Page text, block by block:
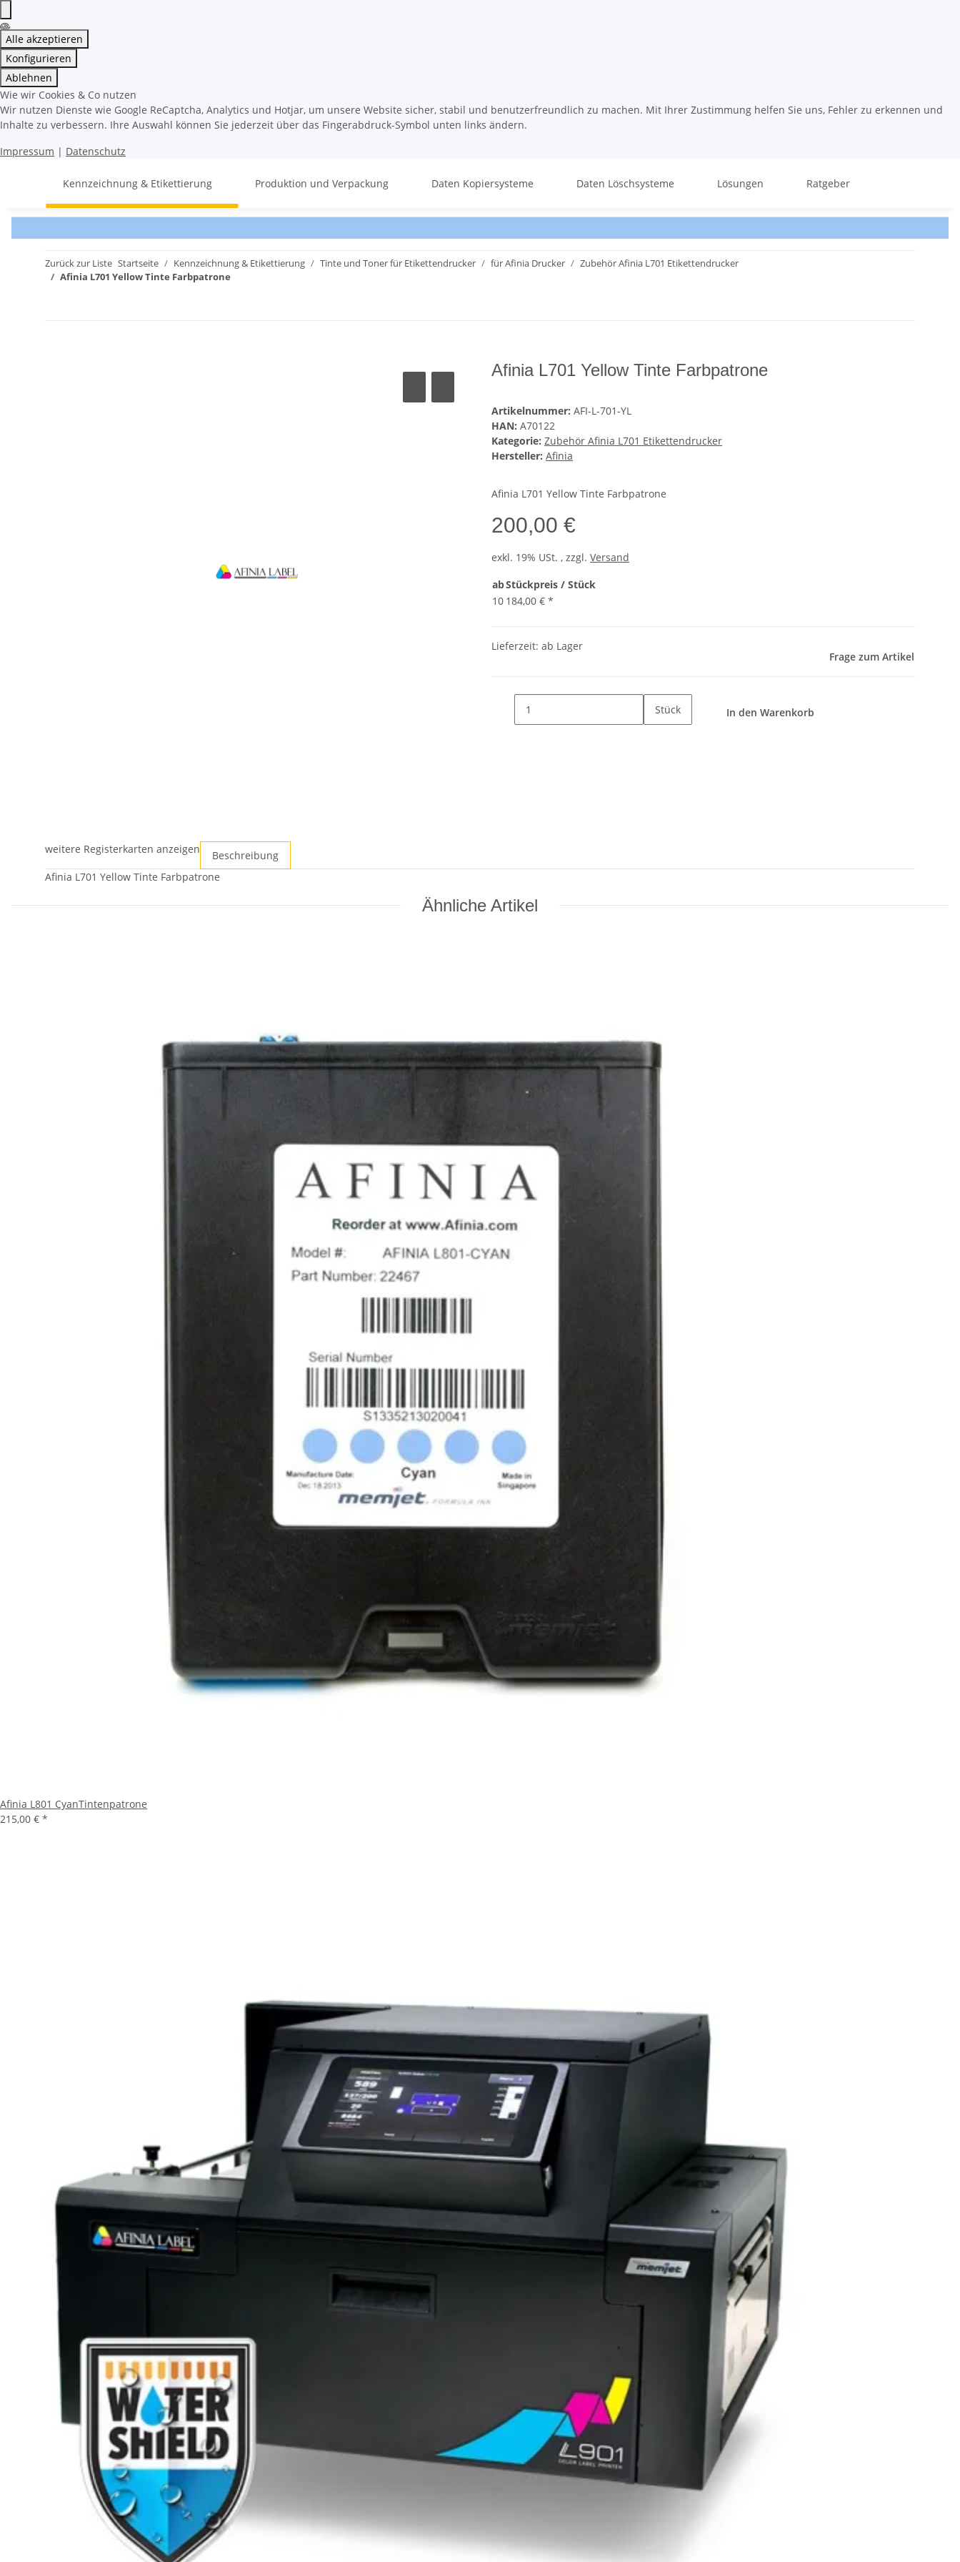
Alle akzeptieren
Konfigurieren
Ablehnen
Wie wir Cookies & Co nutzen
Wir nutzen Dienste wie Google ReCaptcha, Analytics und Hotjar, um unsere Website sicher, stabil und benutzerfreundlich zu machen. Mit Ihrer Zustimmung helfen Sie uns, Fehler zu erkennen und
Inhalte zu verbessern. Ihre Auswahl können Sie jederzeit über das Fingerabdruck-Symbol unten links ändern.
Impressum | Datenschutz
Kennzeichnung & Etikettierung Produktion und Verpackung Daten Kopiersysteme Daten Löschsysteme Lösungen Ratgeber
Zurück zur Liste Startseite Kennzeichnung & Etikettierung Tinte und Toner für Etikettendrucker für Afinia Drucker
Zubehör Afinia L701 Etikettendrucker
Afinia L701 Yellow Tinte Farbpatrone
Afinia L701 Yellow Tinte Farbpatrone
Artikelnummer: AFI-L-701-YL
HAN: A70122
Kategorie: Zubehör Afinia L701 Etikettendrucker
Hersteller: Afinia
Afinia L701 Yellow Tinte Farbpatrone
200,00 €
exkl. 19% USt. , zzgl. Versand
abStückpreis / Stück
10 184,00 € *
Lieferzeit: ab Lager
Frage zum Artikel
Stück In den Warenkorb
weitere Registerkarten anzeigen
Beschreibung
Afinia L701 Yellow Tinte Farbpatrone
Ähnliche Artikel
Afinia L801 CyanTintenpatrone
215,00 € *